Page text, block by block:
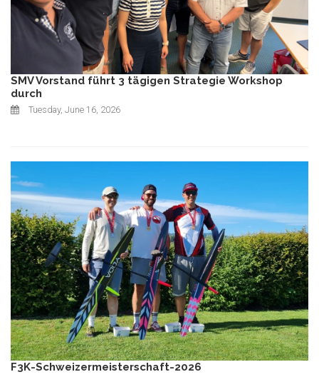
SMV Vorstand führt 3 tägigen Strategie Workshop
durch
Tuesday, June 16, 2026
F3K-Schweizermeisterschaft-2026